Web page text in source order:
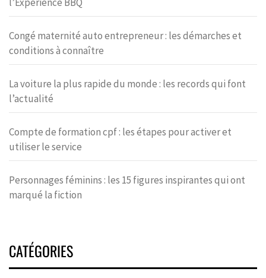
Congé maternité auto entrepreneur : les démarches et
conditions à connaître
La voiture la plus rapide du monde : les records qui font
l’actualité
Compte de formation cpf : les étapes pour activer et
utiliser le service
Personnages féminins : les 15 figures inspirantes qui ont
marqué la fiction
CATÉGORIES